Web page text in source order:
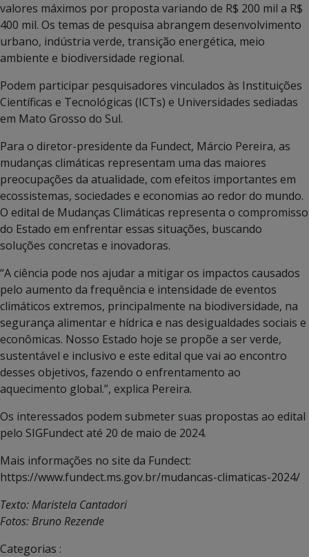
valores máximos por proposta variando de R$ 200 mil a R$
400 mil. Os temas de pesquisa abrangem desenvolvimento
urbano, indústria verde, transição energética, meio
ambiente e biodiversidade regional.
Podem participar pesquisadores vinculados às Instituições
Científicas e Tecnológicas (ICTs) e Universidades sediadas
em Mato Grosso do Sul.
Para o diretor-presidente da Fundect, Márcio Pereira, as
mudanças climáticas representam uma das maiores
preocupações da atualidade, com efeitos importantes em
ecossistemas, sociedades e economias ao redor do mundo.
O edital de Mudanças Climáticas representa o compromisso
do Estado em enfrentar essas situações, buscando
soluções concretas e inovadoras.
“A ciência pode nos ajudar a mitigar os impactos causados
pelo aumento da frequência e intensidade de eventos
climáticos extremos, principalmente na biodiversidade, na
segurança alimentar e hídrica e nas desigualdades sociais e
econômicas. Nosso Estado hoje se propõe a ser verde,
sustentável e inclusivo e este edital que vai ao encontro
desses objetivos, fazendo o enfrentamento ao
aquecimento global.”, explica Pereira.
Os interessados podem submeter suas propostas ao edital
pelo SIGFundect até 20 de maio de 2024.
Mais informações no site da Fundect:
https://www.fundect.ms.gov.br/mudancas-climaticas-2024/
Texto: Maristela Cantadori
Fotos: Bruno Rezende
Categorias :